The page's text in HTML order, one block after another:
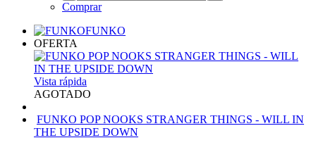
Comprar
FUNKO
OFERTA
Vista rápida
AGOTADO
FUNKO POP NOOKS STRANGER THINGS - WILL IN
THE UPSIDE DOWN